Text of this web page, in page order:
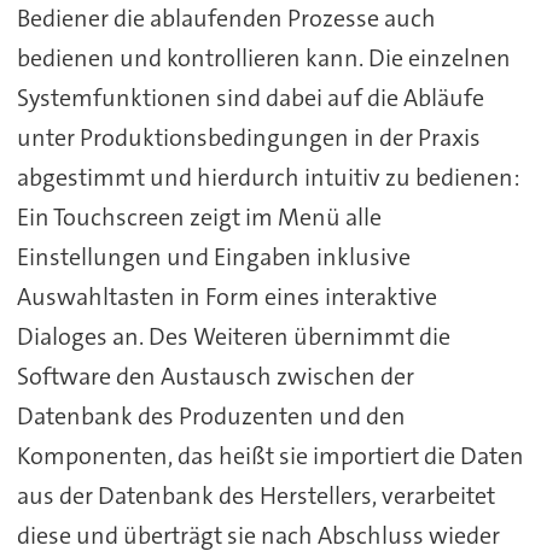
Bediener die ablaufenden Prozesse auch
bedienen und kontrollieren kann. Die einzelnen
Systemfunktionen sind dabei auf die Abläufe
unter Produktionsbedingungen in der Praxis
abgestimmt und hierdurch intuitiv zu bedienen:
Ein Touchscreen zeigt im Menü alle
Einstellungen und Eingaben inklusive
Auswahltasten in Form eines interaktive
Dialoges an. Des Weiteren übernimmt die
Software den Austausch zwischen der
Datenbank des Produzenten und den
Komponenten, das heißt sie importiert die Daten
aus der Datenbank des Herstellers, verarbeitet
diese und überträgt sie nach Abschluss wieder